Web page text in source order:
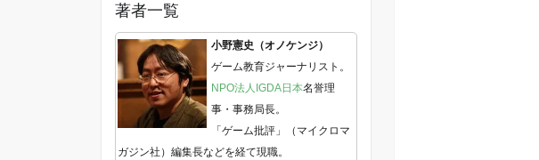
著者一覧
小野憲史（オノケンジ）
ゲーム教育ジャーナリスト。
NPO法人IGDA日本名誉理
事・事務局長。
「ゲーム批評」（マイクロマ
ガジン社）編集長などを経て現職。